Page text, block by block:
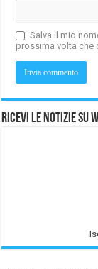
Salva il mio
prossima volta che
Ricevi le notizie su